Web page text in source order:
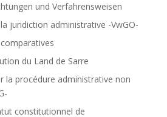
und Verfahrensweisen
la juridiction administrative -VwGO-
comparatives
du Land de Sarre
la procédure administrative non
constitutionnel de